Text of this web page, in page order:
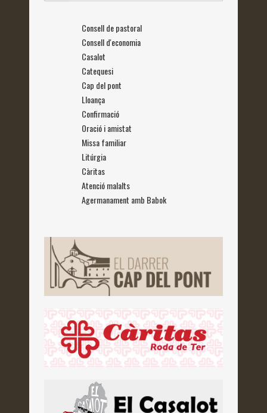
Consell de pastoral
Consell d'economia
Casalot
Catequesi
Cap del pont
Lloança
Confirmació
Oració i amistat
Missa familiar
Litúrgia
Càritas
Atenció malalts
Agermanament amb Babok